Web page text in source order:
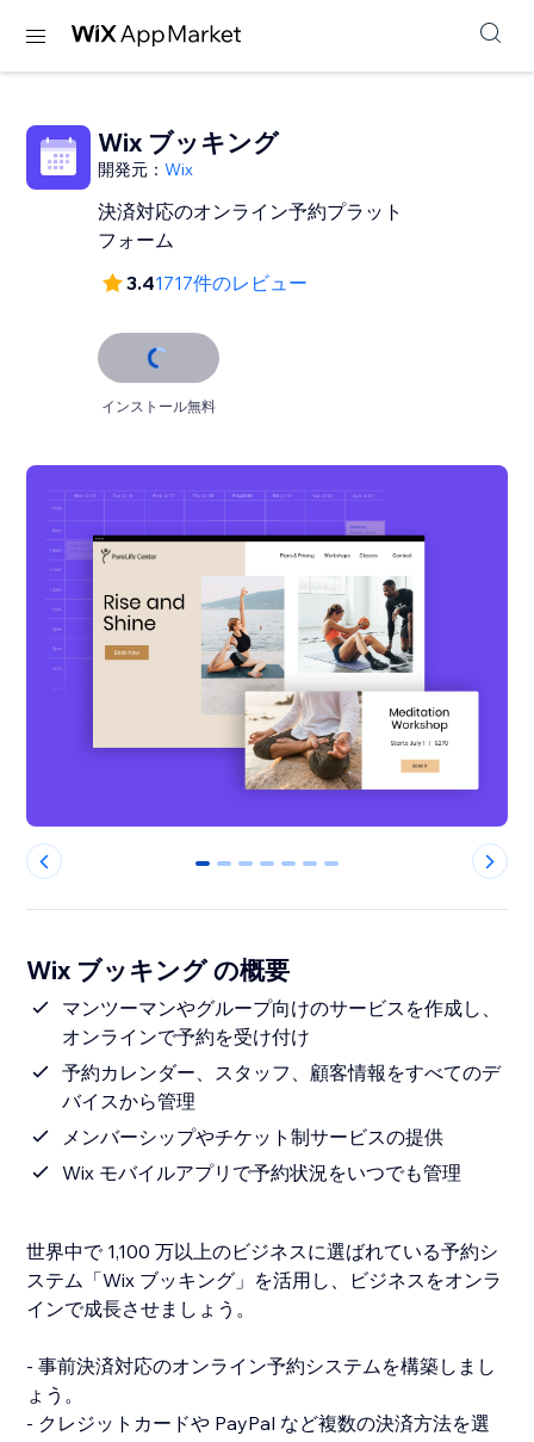
Wix ブッキング
開発元：Wix
決済対応のオンライン予約プラット
フォーム
3.41717件のレビュー
インストール無料
0 1 2 3 4 5 6
Wix ブッキング の概要
マンツーマンやグループ向けのサービスを作成し、
オンラインで予約を受け付け
予約カレンダー、スタッフ、顧客情報をすべてのデ
バイスから管理
メンバーシップやチケット制サービスの提供
Wix モバイルアプリで予約状況をいつでも管理
世界中で 1,100 万以上のビジネスに選ばれている予約シ
ステム「Wix ブッキング」を活用し、ビジネスをオンラ
インで成長させましょう。
- 事前決済対応のオンライン予約システムを構築しまし
ょう。
- クレジットカードや PayPal など複数の決済方法を選